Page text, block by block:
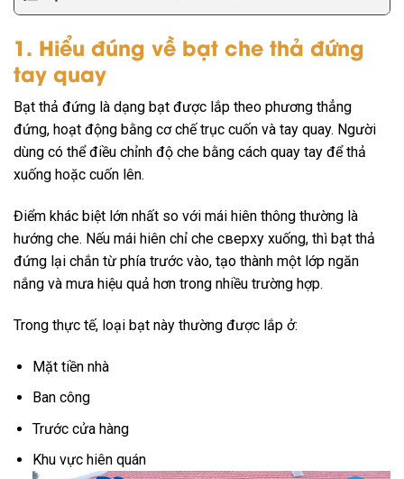
1. Hiểu đúng về bạt che thả đứng
tay quay
Bạt thả đứng là dạng bạt được lắp theo phương thẳng
đứng, hoạt động bằng cơ chế trục cuốn và tay quay. Người
dùng có thể điều chỉnh độ che bằng cách quay tay để thả
xuống hoặc cuốn lên.
Điểm khác biệt lớn nhất so với mái hiên thông thường là
hướng che. Nếu mái hiên chỉ che сверху xuống, thì bạt thả
đứng lại chắn từ phía trước vào, tạo thành một lớp ngăn
nắng và mưa hiệu quả hơn trong nhiều trường hợp.
Trong thực tế, loại bạt này thường được lắp ở:
Mặt tiền nhà
Ban công
Trước cửa hàng
Khu vực hiên quán